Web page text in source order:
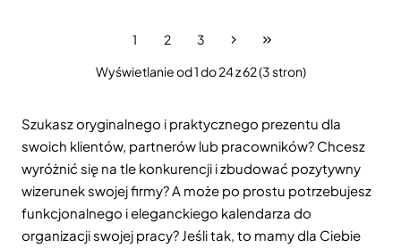
1 2
3
Wyświetlanie od 1 do 24 z 62 (3 stron)
Szukasz oryginalnego i praktycznego prezentu dla
swoich klientów, partnerów lub pracowników? Chcesz
wyróżnić się na tle konkurencji i zbudować pozytywny
wizerunek swojej firmy? A może po prostu potrzebujesz
funkcjonalnego i eleganckiego kalendarza do
organizacji swojej pracy? Jeśli tak, to mamy dla Ciebie